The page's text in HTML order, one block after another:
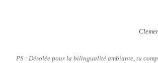
PS : Désolée pour la bilingualité ambiante, tu